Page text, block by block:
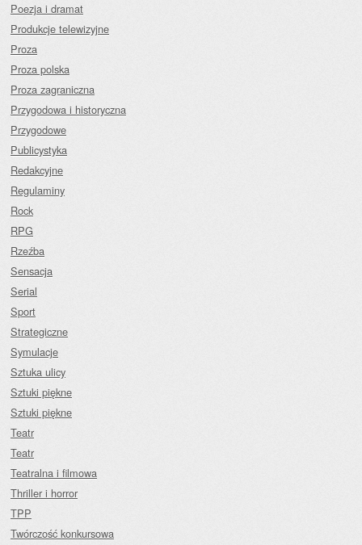
Poezja i dramat
Produkcje telewizyjne
Proza
Proza polska
Proza zagraniczna
Przygodowa i historyczna
Przygodowe
Publicystyka
Redakcyjne
Regulaminy
Rock
RPG
Rzeźba
Sensacja
Serial
Sport
Strategiczne
Symulacje
Sztuka ulicy
Sztuki piękne
Sztuki piękne
Teatr
Teatr
Teatralna i filmowa
Thriller i horror
TPP
Twórczość konkursowa